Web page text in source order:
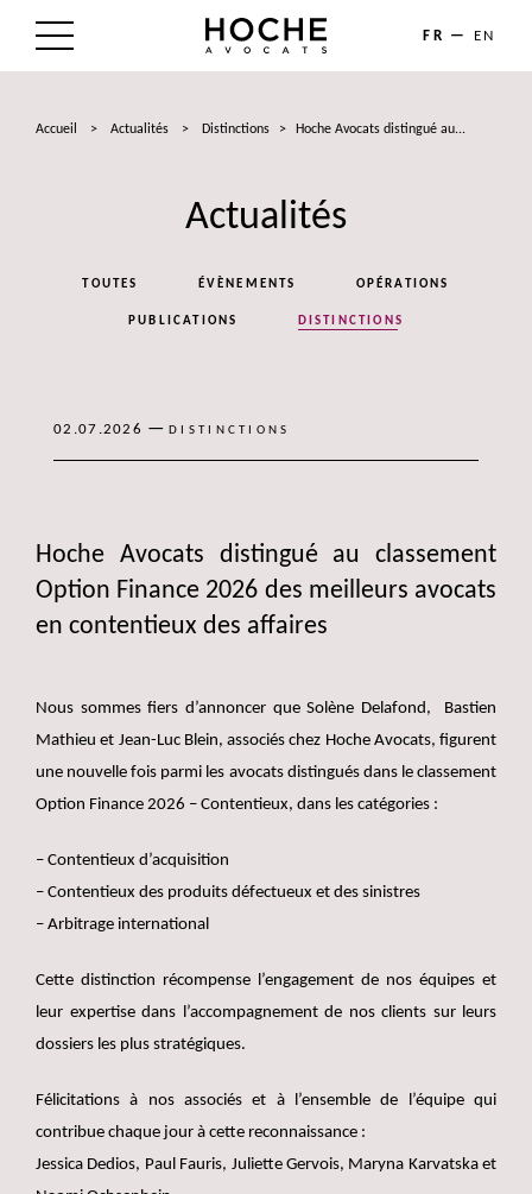
FR EN
LES AVOCATS
TALENTS
Accueil > Actualités > Distinctions > Hoche Avocats distingué au...
Actualités
TOUTES ÉVÈNEMENTS OPÉRATIONS
PUBLICATIONS DISTINCTIONS
02.07.2026 — DISTINCTIONS
Hoche Avocats distingué au classement
Option Finance 2026 des meilleurs avocats
en contentieux des affaires
Nous sommes fiers d’annoncer que Solène Delafond, Bastien
Mathieu et Jean-Luc Blein, associés chez Hoche Avocats, figurent
une nouvelle fois parmi les avocats distingués dans le classement
Option Finance 2026 – Contentieux, dans les catégories :
– Contentieux d’acquisition
– Contentieux des produits défectueux et des sinistres
– Arbitrage international
Cette distinction récompense l’engagement de nos équipes et
leur expertise dans l’accompagnement de nos clients sur leurs
dossiers les plus stratégiques.
Félicitations à nos associés et à l’ensemble de l’équipe qui
contribue chaque jour à cette reconnaissance :
Jessica Dedios, Paul Fauris, Juliette Gervois, Maryna Karvatska et